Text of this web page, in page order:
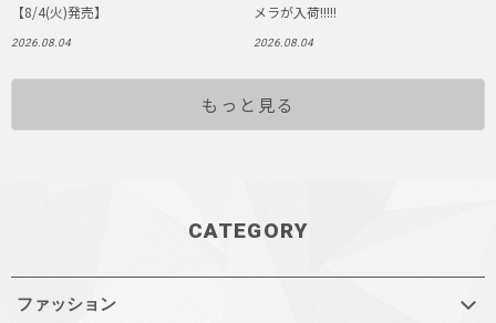
【8/4(火)発売】
2026.08.04
メラが入荷!!!!!
2026.08.04
もっと見る
CATEGORY
ファッション